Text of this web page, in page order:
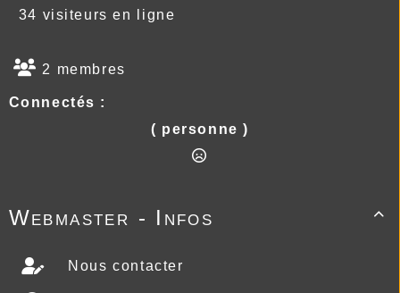
34 visiteurs en ligne
2 membres
Connectés :
( personne )

Webmaster - Infos
Nous contacter